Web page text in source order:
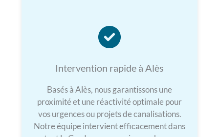
Intervention rapide à Alès
Basés à Alès, nous garantissons une
proximité et une réactivité optimale pour
vos urgences ou projets de canalisations.
Notre équipe intervient efficacement dans